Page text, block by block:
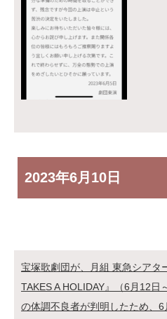
2023年6月10日
宝塚歌劇団が、月組 東急シアタ
TAKES A HOLIDAY』（6月12日
の体調不良者が判明したため、